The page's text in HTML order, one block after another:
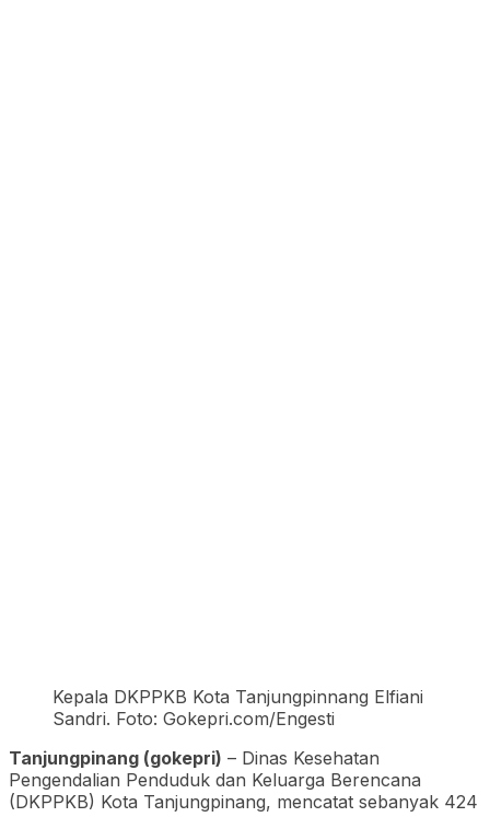
Kepala DKPPKB Kota Tanjungpinnang Elfiani
Sandri. Foto: Gokepri.com/Engesti
Tanjungpinang (gokepri) – Dinas Kesehatan
Pengendalian Penduduk dan Keluarga Berencana
(DKPPKB) Kota Tanjungpinang, mencatat sebanyak 424